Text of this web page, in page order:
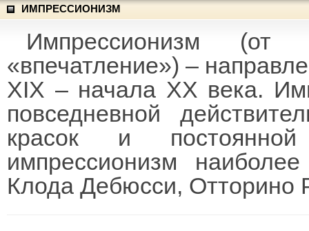
ИМПРЕССИОНИЗМ
Импрессионизм (от
«впечатление») –
XIX – начала XX века.
повседневной
красок и
импрессионизм
Клода Дебюсси, Отторино